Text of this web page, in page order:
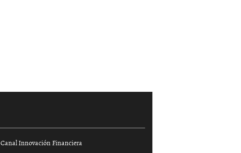
Canal Innovación Financiera